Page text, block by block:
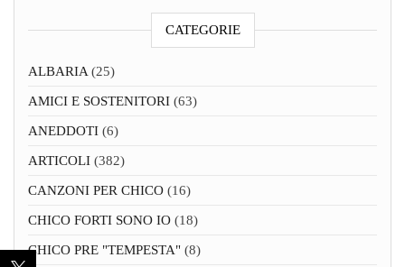
CATEGORIE
ALBARIA(25)
AMICI E SOSTENITORI (63)
ANEDDOTI (6)
ARTICOLI (382)
CANZONI PER CHICO (16)
CHICO FORTI SONO IO (18)
CHICO PRE "TEMPESTA" (8)